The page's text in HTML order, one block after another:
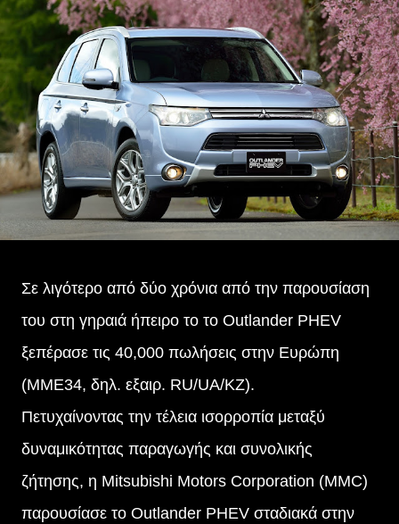
Σε λιγότερο από δύο χρόνια από την παρουσίαση
του στη γηραιά ήπειρο το το Outlander PHEV
ξεπέρασε τις 40,000 πωλήσεις στην Ευρώπη
(MME34, δηλ. εξαιρ. RU/UA/KZ).
Πετυχαίνοντας την τέλεια ισορροπία μεταξύ
δυναμικότητας παραγωγής και συνολικής
ζήτησης, η Mitsubishi Motors Corporation (MMC)
παρουσίασε το Outlander PHEV σταδιακά στην